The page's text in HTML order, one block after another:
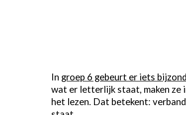
In groep 6 gebeurt er iets
wat er letterlijk staat, maken ze
het lezen. Dat betekent: